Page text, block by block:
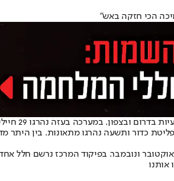
הכי חזקה באש"
מתוך 170 הרוגים במהלך התמרון. מדובר בשיעור של כ-17% מסך הנופלים.
ונובמבר. בפיקוד המרכז נרשם חלל